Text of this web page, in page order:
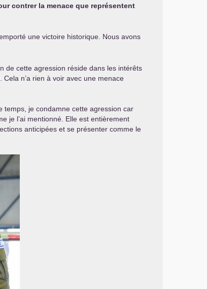
contrer la menace que représentent
une victoire historique. Nous avons
de cette agression réside dans les intérêts
n’a rien à voir avec une menace
temps, je condamne cette agression car
je l’ai mentionné. Elle est entièrement
anticipées et se présenter comme le